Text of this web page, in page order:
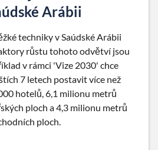
Arábii
techniky v Saúdské Arábii
růstu tohoto odvětví jsou
v rámci 'Vize 2030' chce
7 letech postavit více než
hotelů, 6,1 milionu metrů
ploch a 4,3 milionu metrů
ploch.